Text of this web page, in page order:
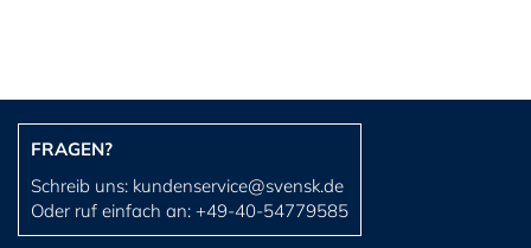
FRAGEN?
Schreib uns: kundenservice@svensk.de
Oder ruf einfach an: +49-40-54779585